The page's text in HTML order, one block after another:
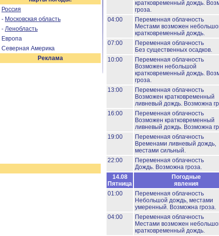
Россия
- Московская область
- Ленобласть
Европа
Северная Америка
Реклама
кратковременный дождь.
гроза.
04:00
Переменная облачность
Местами возможен
кратковременный дождь.
07:00
Переменная облачность
Без существенных осадков.
10:00
Переменная облачность
Возможен небольшой
кратковременный дождь.
гроза.
13:00
Переменная облачность
Возможен кратковременный
ливневый дождь. Возможна
16:00
Переменная облачность
Возможен кратковременный
ливневый дождь. Возможна
19:00
Переменная облачность
Временами ливневый дождь,
местами сильный.
22:00
Переменная облачность
Дождь. Возможна гроза.
14.08
Пятница
Погодные
явления
01:00
Переменная облачность
Небольшой дождь, местами
умеренный. Возможна гроза.
04:00
Переменная облачность
Местами возможен
кратковременный дождь.